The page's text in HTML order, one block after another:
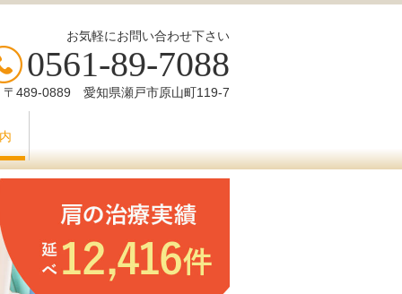
お気軽にお問い合わせ下さい
0561-89-7088
〒489-0889 愛知県瀬戸市原山町119-7